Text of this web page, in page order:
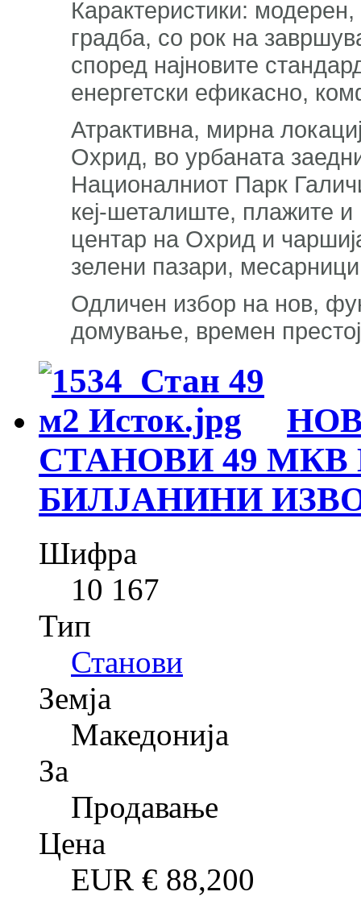
Карактеристики:
градба, со рок на
според најновите
енергетски ефикасно,
Атрактивна, мирна
Охрид, во урбаната
Националниот Парк
кеј-шеталиште, плажите и
центар на Охрид и
зелени пазари,
Одличен избор на нов,
домување, времен
СТАНОВИ 49 МКВ
БИЛЈАНИНИ
Шифра
10 167
Тип
Станови
Земја
Македонија
За
Продавање
Цена
EUR € 88,200